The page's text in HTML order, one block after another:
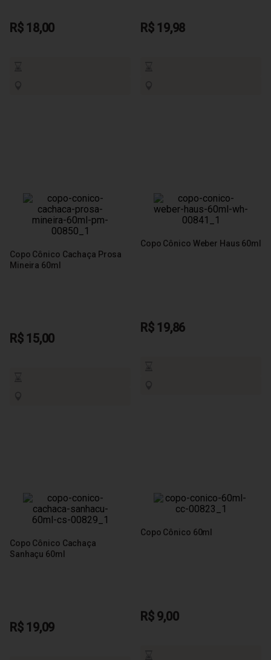
R$ 18,00 R$ 19,98
Copo Cônico Cachaça Prosa
Mineira 60ml
R$ 15,00
Copo Cônico Weber Haus 60ml
R$ 19,86
Copo Cônico Cachaça
Sanhaçu 60ml
R$ 19,09
Copo Cônico 60ml
R$ 9,00